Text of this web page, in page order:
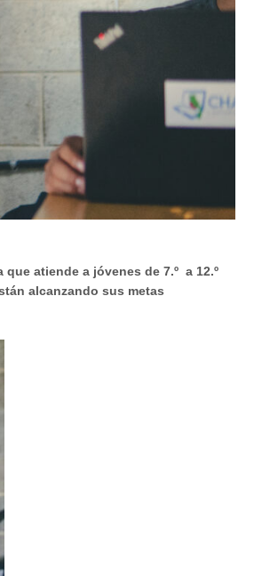
atiende a jóvenes de 7.º a 12.º
alcanzando sus metas